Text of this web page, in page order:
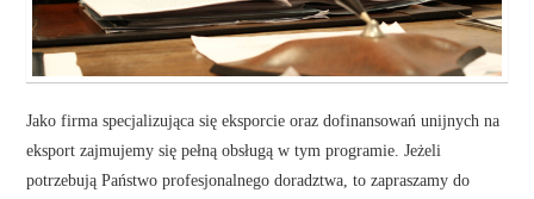
Jako firma specjalizująca się eksporcie oraz dofinansowań unijnych na
eksport zajmujemy się pełną obsługą w tym programie. Jeżeli
potrzebują Państwo profesjonalnego doradztwa, to zapraszamy do